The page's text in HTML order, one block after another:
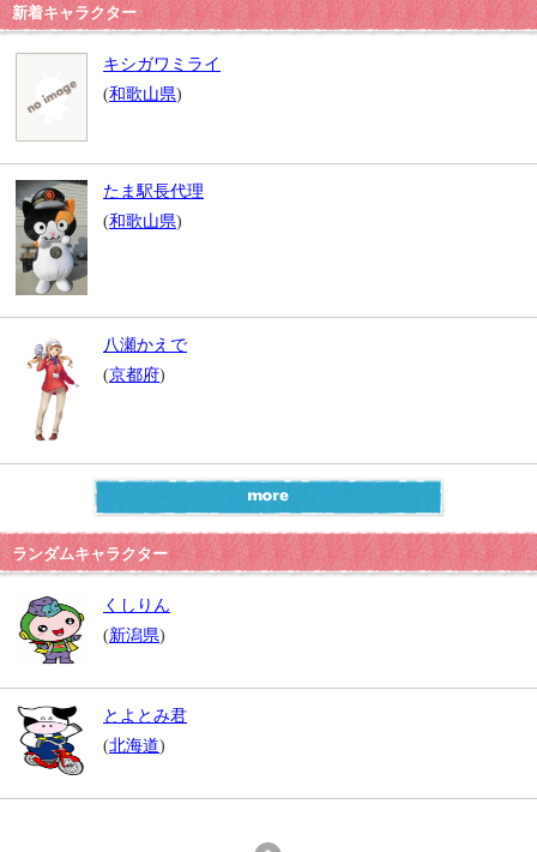
新着キャラクター
キシガワミライ
(和歌山県)
たま駅長代理
(和歌山県)
八瀬かえで
(京都府)
ランダムキャラクター
くしりん
(新潟県)
とよとみ君
(北海道)